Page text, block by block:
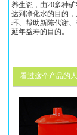
养生瓷，由20多种
达到净化水的目的
环、帮助新陈代谢
延年益寿的目的。
看过这个产品的